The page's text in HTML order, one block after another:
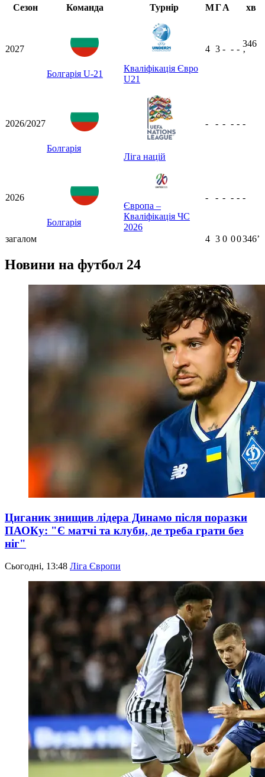
Сезон
Команда Турнір МГА хв
2027
Болгарія U-21
Кваліфікація Євро
U21
4 3 - - -
346
ʼ
2026/2027
Болгарія
Ліга націй
- - - - - -
2026
Болгарія
Європа –
Кваліфікація ЧС
2026
- - - - - -
загалом 4 3 0 00346ʼ
Новини на футбол 24
Циганик знищив лідера Динамо після поразки
ПАОКу: "Є матчі та клуби, де треба грати без
ніг"
Сьогодні, 13:48 Ліга Європи